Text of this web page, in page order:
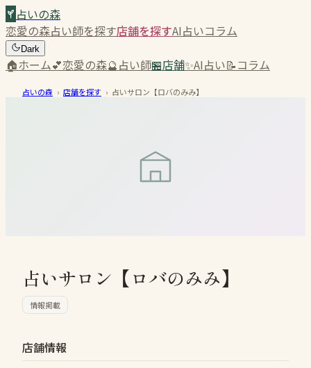
占いの森
恋愛の森占い師を探す店舗を探すAI占いコラム
Dark
🏠ホーム💕恋愛の森🔮占い師🏪店舗✨AI占い📝コラム
占いの森 › 店舗を探す › 占いサロン【ロバのみみ】
占いサロン【ロバのみみ】
情報掲載
店舗情報